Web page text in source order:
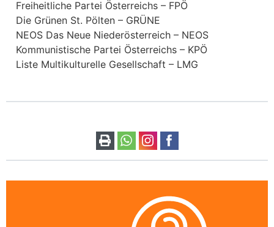
Freiheitliche Partei Österreichs – FPÖ
Die Grünen St. Pölten – GRÜNE
NEOS Das Neue Niederösterreich – NEOS
Kommunistische Partei Österreichs – KPÖ
Liste Multikulturelle Gesellschaft – LMG